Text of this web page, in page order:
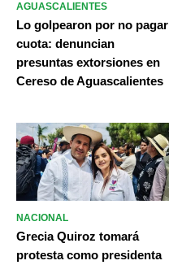
AGUASCALIENTES
Lo golpearon por no pagar
cuota: denuncian
presuntas extorsiones en
Cereso de Aguascalientes
NACIONAL
Grecia Quiroz tomará
protesta como presidenta